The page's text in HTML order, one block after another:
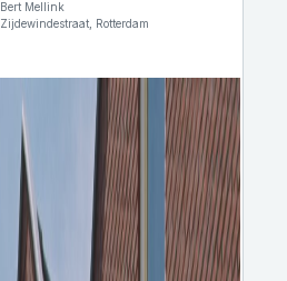
Bert Mellink
Zijdewindestraat, Rotterdam